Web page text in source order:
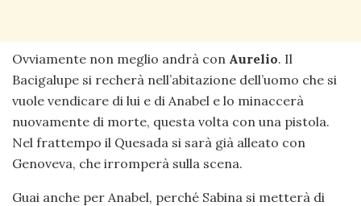
Ovviamente non meglio andrà con Aurelio. Il
Bacigalupe si recherà nell’abitazione dell’uomo che si
vuole vendicare di lui e di Anabel e lo minaccerà
nuovamente di morte, questa volta con una pistola.
Nel frattempo il Quesada si sarà già alleato con
Genoveva, che irromperà sulla scena.
Guai anche per Anabel, perché Sabina si metterà di